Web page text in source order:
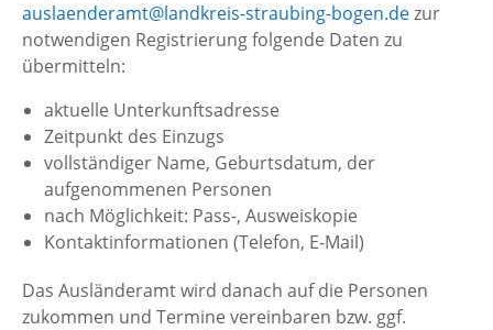
auslaenderamt@landkreis-straubing-bogen.dezur
notwendigen Registrierung folgende Daten zu
übermitteln:
aktuelle Unterkunftsadresse
Zeitpunkt des Einzugs
vollständiger Name, Geburtsdatum, der
aufgenommenen Personen
nach Möglichkeit: Pass-, Ausweiskopie
Kontaktinformationen (Telefon, E-Mail)
Das Ausländeramt wird danach auf die Personen
zukommen und Termine vereinbaren bzw. ggf.